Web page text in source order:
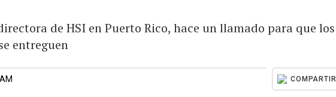
de HSI en Puerto Rico, hace un llamado para que los
entreguen
COMPARTIR